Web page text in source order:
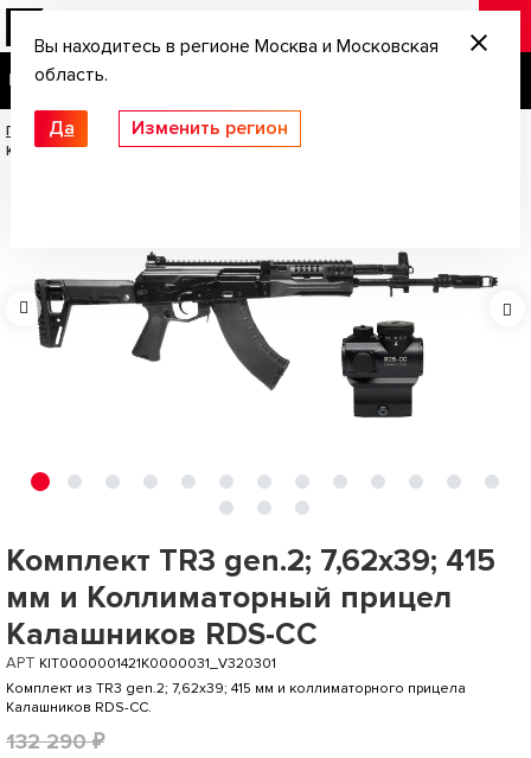
Вы находитесь в регионе Москва и Московская
область.
Да Изменить регион
Главная / Комплекты /Комплект TR3 gen.2; 7,62х39; 415 мм и
Коллиматорный прицел Калашников RDS-CC
Комплект TR3 gen.2; 7,62х39; 415
мм и Коллиматорный прицел
Калашников RDS-CC
АРТ KIT0000001421K0000031_V320301
Комплект из TR3 gen.2; 7,62х39; 415 мм и коллиматорного прицела
Калашников RDS-CC.
132 290 ₽